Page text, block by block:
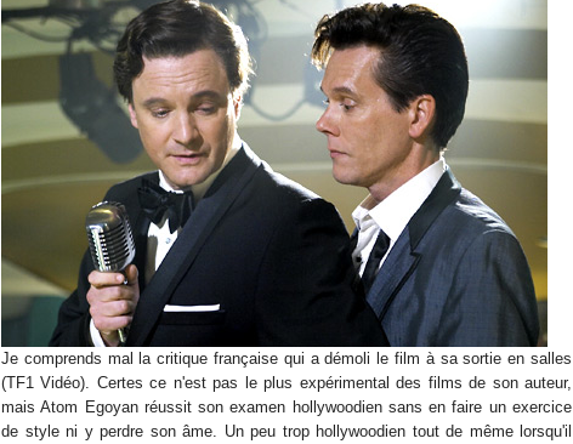
Je comprends mal la critique française qui a démoli le film à sa sortie en salles
(TF1 Vidéo). Certes ce n'est pas le plus expérimental des films de son auteur,
mais Atom Egoyan réussit son examen hollywoodien sans en faire un exercice
de style ni y perdre son âme. Un peu trop hollywoodien tout de même lorsqu'il